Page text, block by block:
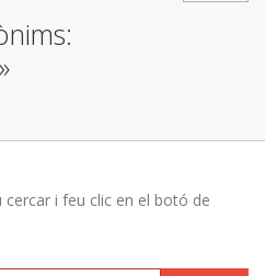
i feu clic en el botó de